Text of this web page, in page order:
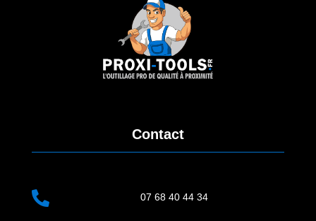
Contact
 07 68 40 44 34